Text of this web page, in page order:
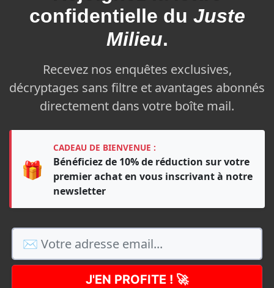
confidentielle du Juste
Milieu.
Recevez nos enquêtes exclusives,
décryptages sans filtre et avantages abonnés
directement dans votre boîte mail.
🎁
CADEAU DE BIENVENUE :
Bénéficiez de 10% de réduction sur votre
premier achat en vous inscrivant à notre
newsletter
J'EN PROFITE ! 🚀